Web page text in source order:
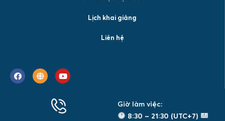
Lịch khai giảng
Liên hệ
Giờ làm việc:
8:30 – 21:30 (UTC+7)